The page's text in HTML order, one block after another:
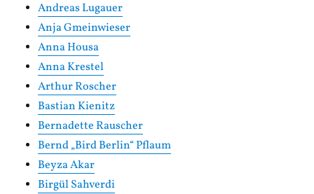
Andreas Lugauer
Anja Gmeinwieser
Anna Housa
Anna Krestel
Arthur Roscher
Bastian Kienitz
Bernadette Rauscher
Bernd „Bird Berlin“ Pflaum
Beyza Akar
Birgül Sahverdi